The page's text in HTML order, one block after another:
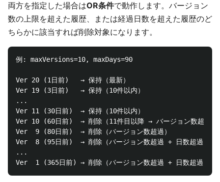
両方を指定した場合はOR条件で動作します。バージョン
数の上限を超えた履歴、または経過日数を超えた履歴のど
ちらかに該当すれば削除対象になります。
例: maxVersions=10, maxDays=90
Ver 20 (1日前)   → 保持（最新）
Ver 19 (3日前)   → 保持（10件以内）
...
Ver 11 (30日前)  → 保持（10件以内）
Ver 10 (60日前)  → 削除（11件目以降 → バージョン数超過）
Ver  9 (80日前)  → 削除（バージョン数超過）
Ver  8 (95日前)  → 削除（バージョン数超過 + 日数超過）
...